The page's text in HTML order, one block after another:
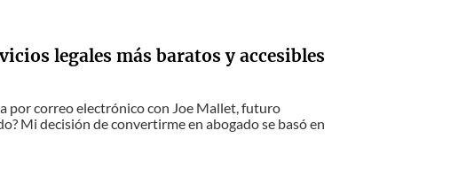
legales más baratos y accesibles
por correo electrónico con Joe Mallet, futuro
Mi decisión de convertirme en abogado se basó en